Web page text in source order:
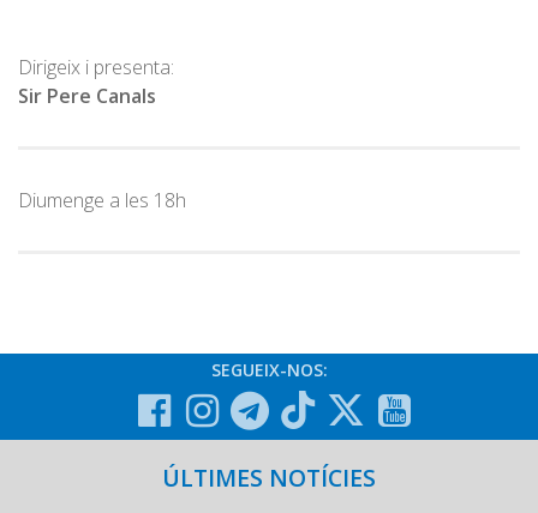
Dirigeix i presenta:
Sir Pere Canals
Diumenge a les 18h
SEGUEIX-NOS:
ÚLTIMES NOTÍCIES